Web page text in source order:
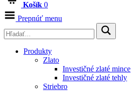
Košík 0
Prepnúť menu
Produkty
Zlato
Investičné zlaté mince
Investičné zlaté tehly
Striebro